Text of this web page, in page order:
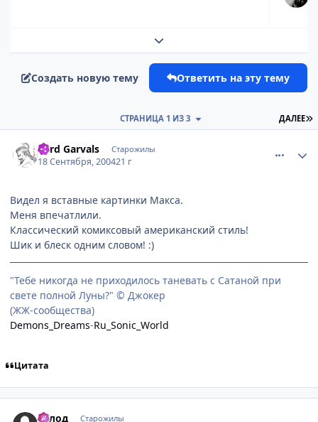
Развернуть обзор темы
Создать новую тему Ответить на эту тему
ДАЛЕЕ
СТРАНИЦА 1 ИЗ 3
Lord Garvals Старожилы
18 Сентября, 200421 г
Видел я вставные картинки Макса.
Меня впечатлили.
Классический комиксовый американский стиль!
Шик и блеск одним словом! :)
"Тебе никогда не приходилось таневать с Сатаной при
свете полной Луны?" © Джокер
(ЖЖ-сообщества)
Demons_Dreams-Ru_Sonic_World
Цитата
Голод Старожилы